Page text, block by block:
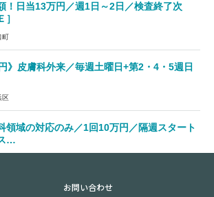
！日当13万円／週1日～2日／検査終了次
》皮膚科外来／毎週土曜日+第2・4・5週日
区
領域の対応のみ／1回10万円／隔週スタート
…
お問い合わせ